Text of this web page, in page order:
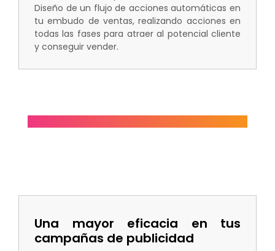
Diseño de un flujo de acciones automáticas en
tu embudo de ventas, realizando acciones en
todas las fases para atraer al potencial cliente
y conseguir vender.
Una mayor eficacia en tus
campañas de publicidad